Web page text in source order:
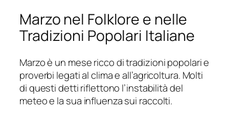
Marzo nel Folklore e nelle
Tradizioni Popolari Italiane
Marzo è un mese ricco di tradizioni popolari e
proverbi legati al clima e all’agricoltura. Molti
di questi detti riflettono l’instabilità del
meteo e la sua influenza sui raccolti.